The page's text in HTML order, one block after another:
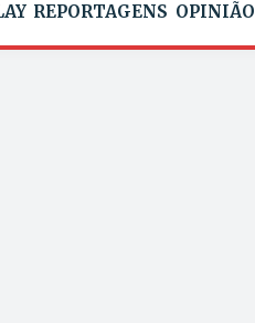
REPORTAGENS OPINIÃO